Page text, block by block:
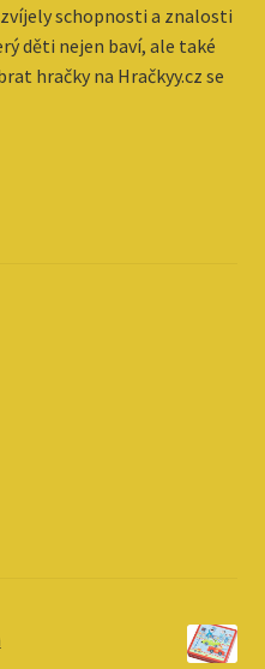
schopnosti a znalosti
děti nejen baví, ale také
hračky na Hračkyy.cz se